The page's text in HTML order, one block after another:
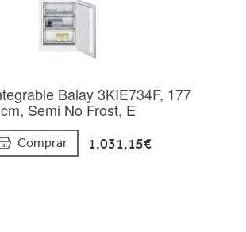
Balay 3KIE734F, 177
cm, Semi No Frost, E
Comprar 1.031,15€